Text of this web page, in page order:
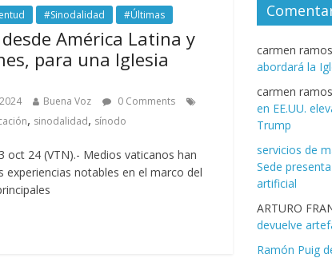
#Sinodalidad #Últimas
América Latina y
para una Iglesia
Buena Voz
0 Comments
, sinodalidad, sínodo
oct 24 (VTN).- Medios vaticanos han
experiencias notables en el marco del
carmen
abordará la
carmen
en EE.UU.
Trump
servicios de
Sede
artificial
ARTURO
devuelve
Ramón Puig